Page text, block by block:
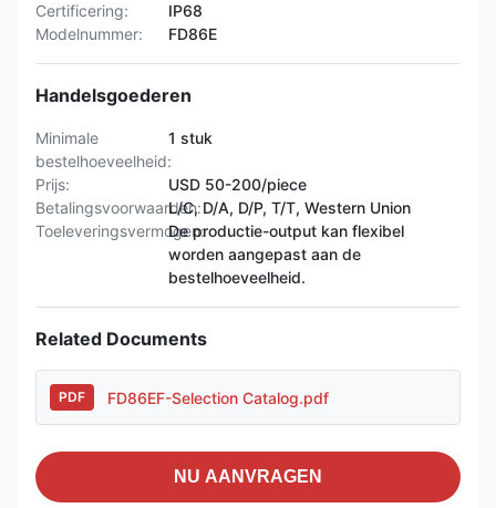
Certificering:
IP68
Modelnummer:
FD86E
Handelsgoederen
Minimale
bestelhoeveelheid:
1 stuk
Prijs:
USD 50-200/piece
Betalingsvoorwaarden:L/C, D/A, D/P, T/T, Western Union
Toeleveringsvermogen:De productie-output kan flexibel
worden aangepast aan de
bestelhoeveelheid.
Related Documents
PDF FD86EF-Selection Catalog.pdf
NU AANVRAGEN